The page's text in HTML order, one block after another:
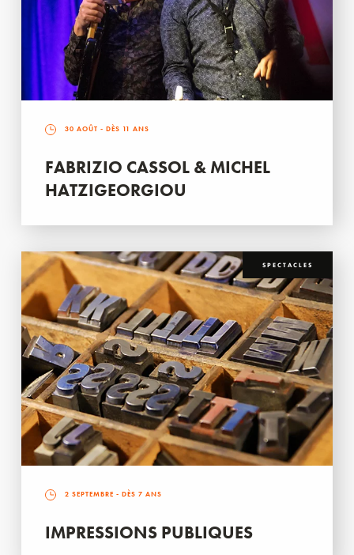
30 AOÛT - DÈS 11 ANS
FABRIZIO CASSOL & MICHEL
HATZIGEORGIOU
SPECTACLES
2 SEPTEMBRE - DÈS 7 ANS
IMPRESSIONS PUBLIQUES